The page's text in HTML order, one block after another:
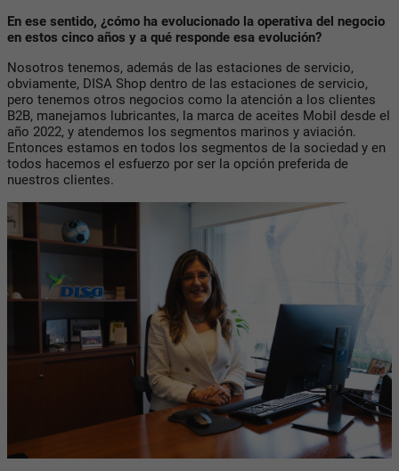
En ese sentido, ¿cómo ha evolucionado la operativa del negocio
en estos cinco años y a qué responde esa evolución?
Nosotros tenemos, además de las estaciones de servicio,
obviamente, DISA Shop dentro de las estaciones de servicio,
pero tenemos otros negocios como la atención a los clientes
B2B, manejamos lubricantes, la marca de aceites Mobil desde el
año 2022, y atendemos los segmentos marinos y aviación.
Entonces estamos en todos los segmentos de la sociedad y en
todos hacemos el esfuerzo por ser la opción preferida de
nuestros clientes.